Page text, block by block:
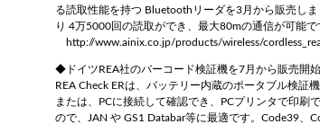
る読取性能を持つ Bluetoothリーダを3月から販売し
り 4万5000回の読取ができ、最大80mの通信が可能で
http://www.ainix.co.jp/products/wireless/
◆ドイツREA社のバーコード検証機を7月から販売開始
REA Check ERは、バッテリー内蔵のポータブル検証
または、PCに接続して確認でき、PCプリンタで印刷
ので、JAN や GS1 Databar等に最適です。Code39、